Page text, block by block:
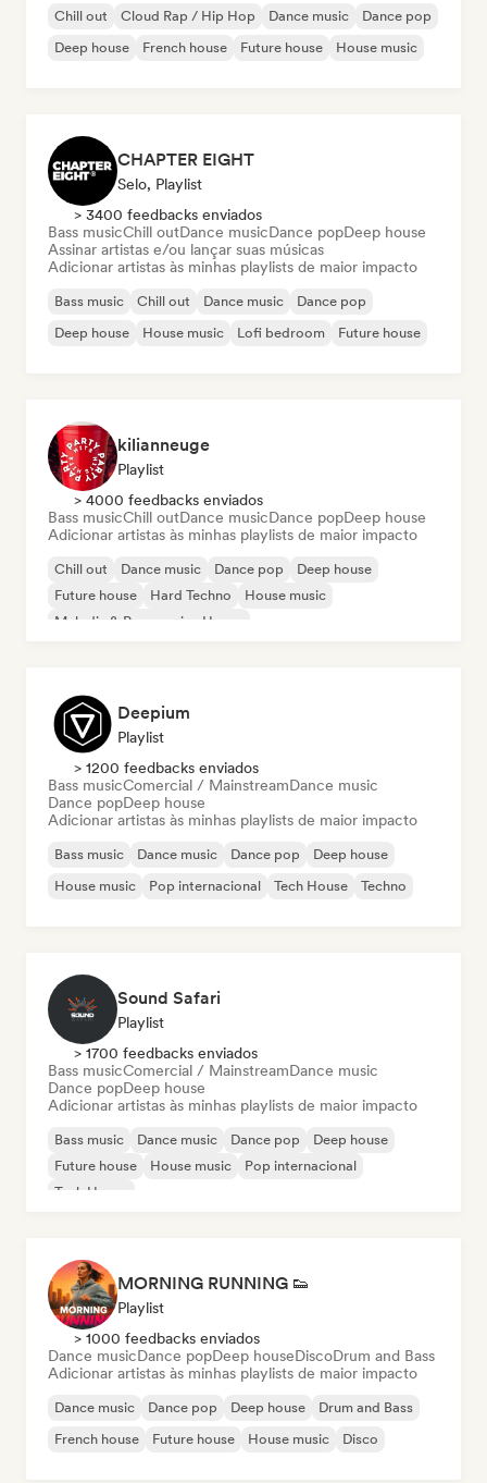
Chill out Cloud Rap / Hip Hop Dance music
Dance pop
Deep house
French house Future house House music
CHAPTER EIGHT
Selo, Playlist
> 3400 feedbacks enviados
Bass musicChill outDance musicDance popDeep house
Assinar artistas e/ou lançar suas músicas
Adicionar artistas às minhas playlists de maior impacto
Bass music Chill out Dance music
Dance pop
Deep house
House music Lofi bedroom Future house
kilianneuge
Playlist
> 4000 feedbacks enviados
Bass musicChill outDance musicDance popDeep house
Adicionar artistas às minhas playlists de maior impacto
Chill out Dance music Dance pop
Deep house
Future house
Hard Techno
House music
Melodic & Progressive House
Deepium
Playlist
> 1200 feedbacks enviados
Bass musicComercial / MainstreamDance music
Dance popDeep house
Adicionar artistas às minhas playlists de maior impacto
Bass music Dance music Dance pop
Deep house
House music
Pop internacional Tech House Techno
Sound Safari
Playlist
> 1700 feedbacks enviados
Bass musicComercial / MainstreamDance music
Dance popDeep house
Adicionar artistas às minhas playlists de maior impacto
Bass music Dance music Dance pop
Deep house
Future house
House music
Pop internacional
Tech House
MORNING RUNNING 👟
Playlist
> 1000 feedbacks enviados
Dance musicDance popDeep houseDiscoDrum and Bass
Adicionar artistas às minhas playlists de maior impacto
Dance music Dance pop Deep house
Drum and Bass
French house
Future house House music Disco